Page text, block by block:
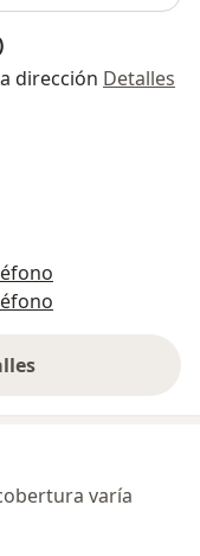
dirección Detalles
dirección
varía